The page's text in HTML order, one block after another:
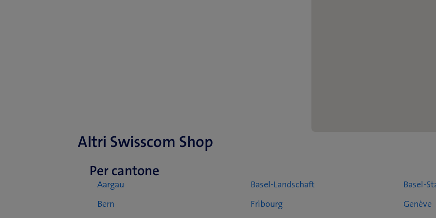
Altri Swisscom Shop
Per cantone
Aargau Basel-Landschaft
Basel-
Bern
Fribourg
Genève